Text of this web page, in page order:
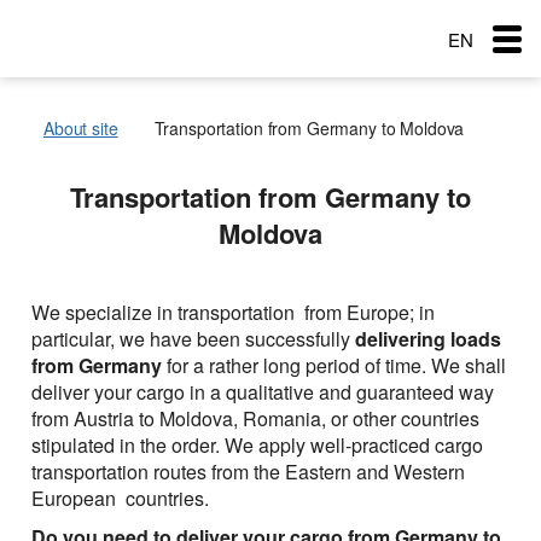
Services
The main types of transport
Cargo transportation: Awning semitrailer – 90 cubes
Cargo transportation with refrigerator + 10C — 20C, 86
cubes
Cargo transportation: Awning, articulated lorry with
Типы перевозок
Автомобильные грузоперевозки
Перевозки сборных грузов
Морские перевозки
Морские грузоперевозки
Ж.Д. грузоперевозки
Service order
Exchange: Transport and cargo
EN
About site Transportation from Germany to Moldova
Transportation from Germany to
Moldova
City of unloading
Description of cargo
Loading Date
Transport type
Cargo weight (t)
We specialize in transportation from Europe; in
particular, we have been successfullydelivering loads
fromGermanyfor a rather long period of time. We shall
deliver your cargo in a qualitative and guaranteed way
from Austria to Moldova, Romania, or other countries
stipulated in the order. We apply well-practiced cargo
transportation routes from the Eastern and Western
European countries.
Country of loading
Description of cargo
Loading Date
Transport type
Cargo weight (t)
Cargo volume
Country of loading
Transport type
Free with
Cargo weight (t)
Cargo volume
Company